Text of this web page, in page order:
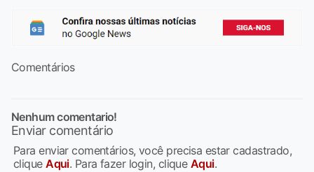
Comentários
Nenhum comentario!
Enviar comentário
Para enviar comentários, você precisa estar cadastrado,
cliqueAqui. Para fazer login, clique Aqui.